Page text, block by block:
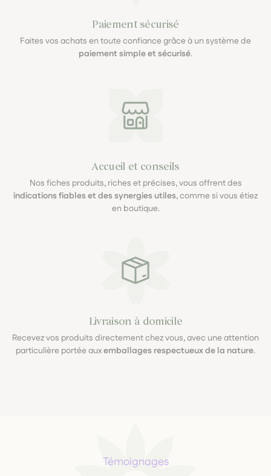
Paiement sécurisé
Faites vos achats en toute confiance grâce à un système de
paiement simple et sécurisé.
Accueil et conseils
Nos fiches produits, riches et précises, vous offrent des
indications fiables et des synergies utiles, comme si vous étiez
en boutique.
Livraison à domicile
Recevez vos produits directement chez vous, avec une attention
particulière portée auxemballages respectueux de la nature.
Témoignages